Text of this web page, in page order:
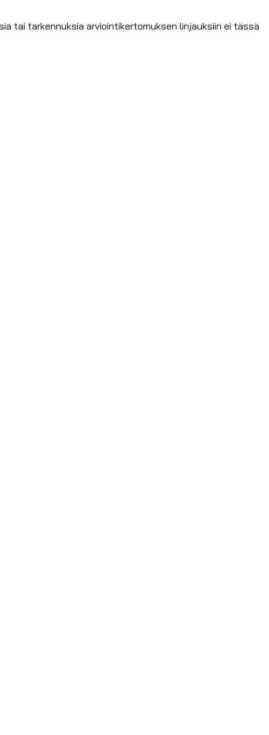
tai tarkennuksia arviointikertomuksen linjauksiin ei tässä